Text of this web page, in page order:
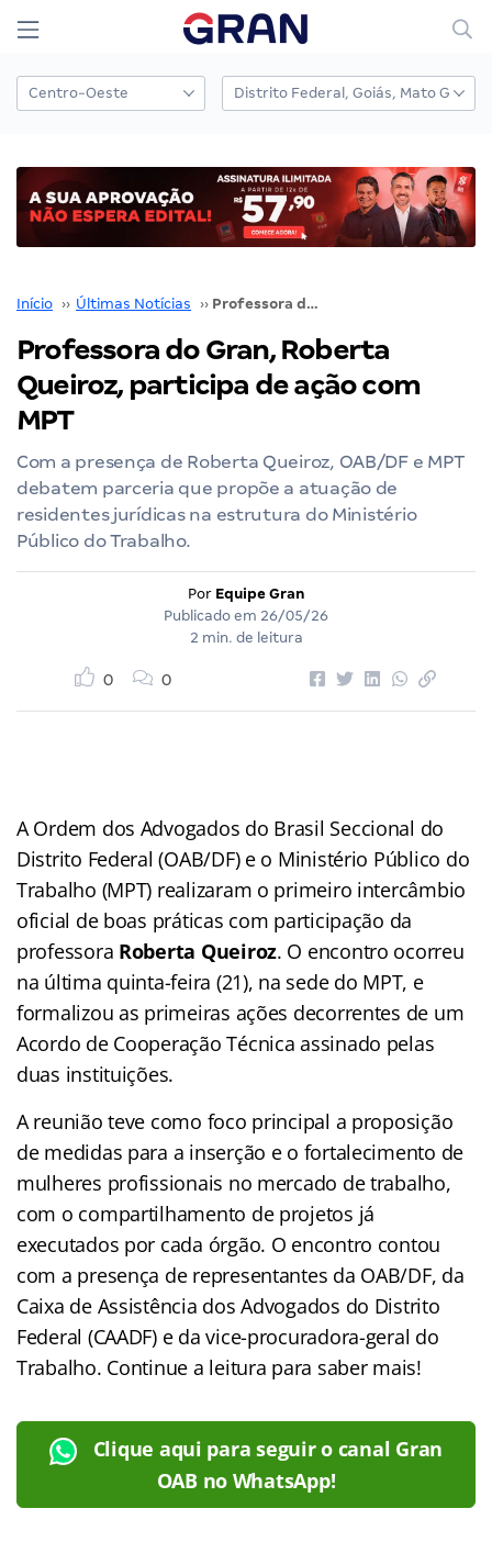
Início ›› Últimas Notícias ›› Professora do Gran, Roberta Queiroz, participa de ação com MPT
Professora do Gran, Roberta
Queiroz, participa de ação com
MPT
Com a presença de Roberta Queiroz, OAB/DF e MPT
debatem parceria que propõe a atuação de
residentes jurídicas na estrutura do Ministério
Público do Trabalho.
Por Equipe Gran
Publicado em 26/05/26
2 min. de leitura
0 0
A Ordem dos Advogados do Brasil Seccional do
Distrito Federal (OAB/DF) e o Ministério Público do
Trabalho (MPT) realizaram o primeiro intercâmbio
oficial de boas práticas com participação da
professora Roberta Queiroz. O encontro ocorreu
na última quinta-feira (21), na sede do MPT, e
formalizou as primeiras ações decorrentes de um
Acordo de Cooperação Técnica assinado pelas
duas instituições.
A reunião teve como foco principal a proposição
de medidas para a inserção e o fortalecimento de
mulheres profissionais no mercado de trabalho,
com o compartilhamento de projetos já
executados por cada órgão. O encontro contou
com a presença de representantes da OAB/DF, da
Caixa de Assistência dos Advogados do Distrito
Federal (CAADF) e da vice-procuradora-geral do
Trabalho. Continue a leitura para saber mais!
Clique aqui para seguir o canal Gran
OAB no WhatsApp!